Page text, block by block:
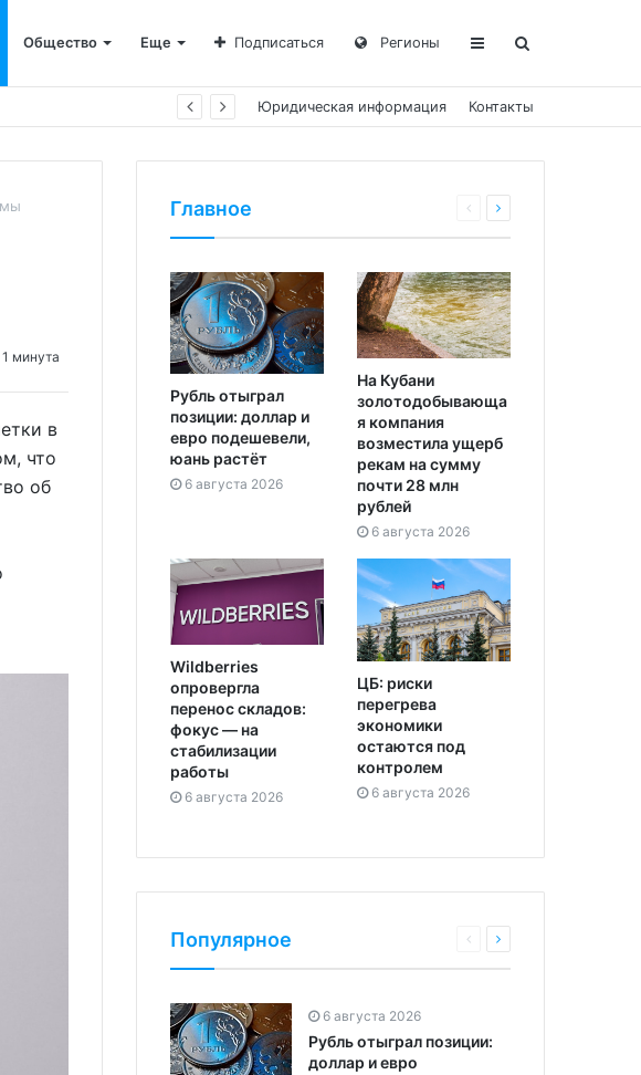
Общество Еще Подписаться Регионы
млн рублей Юридическая информация Контакты
1 минута
в
что
об
Главное
Рубль отыграл
позиции: доллар и
евро подешевели,
юань растёт
6 августа 2026
На Кубани
золотодобывающа
я компания
возместила ущерб
рекам на сумму
почти 28 млн
рублей
6 августа 2026
Wildberries
опровергла
перенос складов:
фокус — на
стабилизации
работы
6 августа 2026
ЦБ: риски
перегрева
экономики
остаются под
контролем
6 августа 2026
Популярное
6 августа 2026
Рубль отыграл позиции:
доллар и евро